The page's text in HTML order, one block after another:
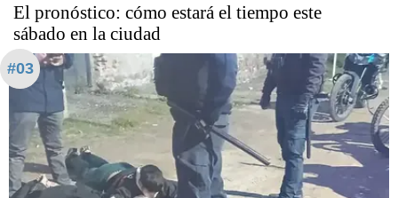
El pronóstico: cómo estará el tiempo este
sábado en la ciudad
#03